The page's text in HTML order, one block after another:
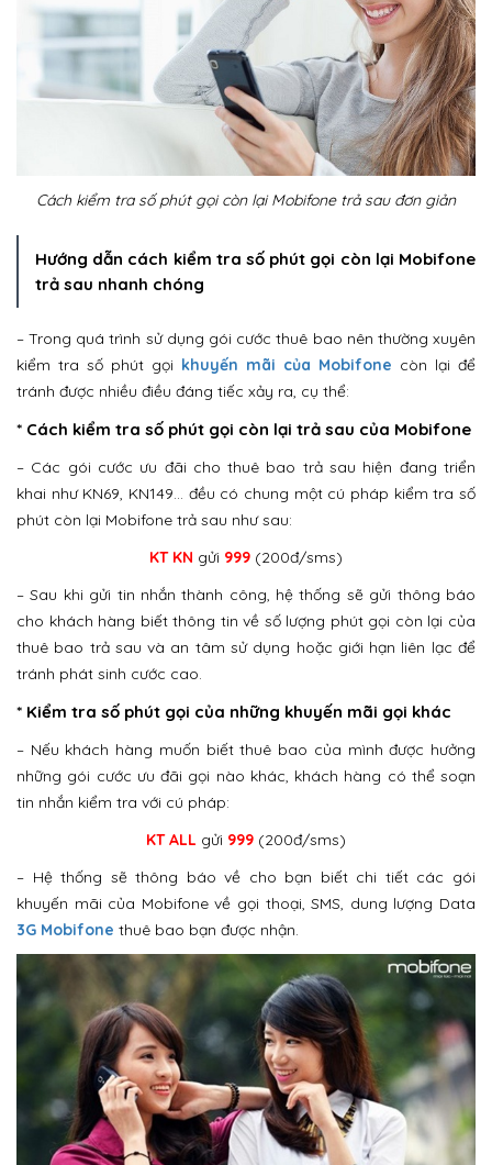
Cách kiểm tra số phút gọi còn lại Mobifone trả sau đơn giản
Hướng dẫn cách kiểm tra số phút gọi còn lại Mobifone
trả sau nhanh chóng
– Trong quá trình sử dụng gói cước thuê bao nên thường xuyên
kiểm tra số phút gọi khuyến mãi của Mobifone còn lại để
tránh được nhiều điều đáng tiếc xảy ra, cụ thể:
* Cách kiểm tra số phút gọi còn lại trả sau của Mobifone
– Các gói cước ưu đãi cho thuê bao trả sau hiện đang triển
khai như KN69, KN149… đều có chung một cú pháp kiểm tra số
phút còn lại Mobifone trả sau như sau:
KT KN gửi 999 (200đ/sms)
– Sau khi gửi tin nhắn thành công, hệ thống sẽ gửi thông báo
cho khách hàng biết thông tin về số lượng phút gọi còn lại của
thuê bao trả sau và an tâm sử dụng hoặc giới hạn liên lạc để
tránh phát sinh cước cao.
* Kiểm tra số phút gọi của những khuyến mãi gọi khác
– Nếu khách hàng muốn biết thuê bao của mình được hưởng
những gói cước ưu đãi gọi nào khác, khách hàng có thể soạn
tin nhắn kiểm tra với cú pháp:
KT ALL gửi 999 (200đ/sms)
– Hệ thống sẽ thông báo về cho bạn biết chi tiết các gói
khuyến mãi của Mobifone về gọi thoại, SMS, dung lượng Data
3G Mobifone thuê bao bạn được nhận.